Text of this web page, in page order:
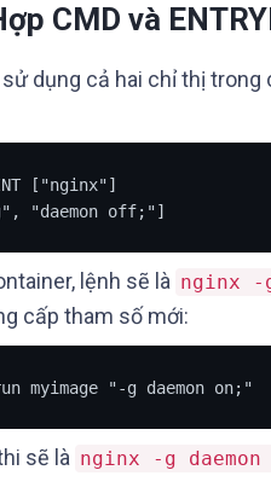
CMD và
dụng cả hai chỉ thị
["nginx"]
"daemon off;"]
lệnh sẽ là nginx -
cấp tham số mới:
myimage "-g daemon on;"
sẽ là nginx -g daemon